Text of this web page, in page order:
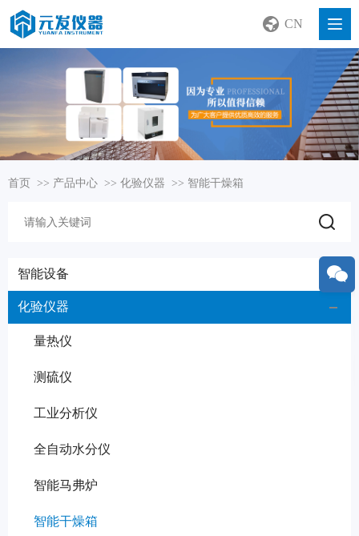
CN
首页 >> 产品中心 >> 化验仪器 >> 智能干燥箱
智能设备
化验仪器
量热仪
测硫仪
工业分析仪
全自动水分仪
智能马弗炉
智能干燥箱